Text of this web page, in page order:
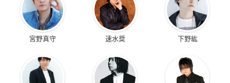
宮野真守 速水奨 下野紘